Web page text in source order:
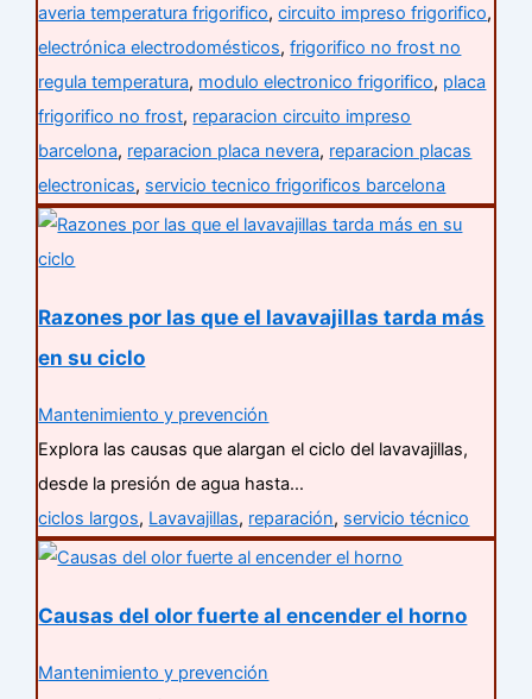
averia temperatura frigorifico,circuito impreso frigorifico,
electrónica electrodomésticos,frigorifico no frost no
regula temperatura, modulo electronico frigorifico, placa
frigorifico no frost, reparacion circuito impreso
barcelona, reparacion placa nevera, reparacion placas
electronicas, servicio tecnico frigorificos barcelona
Razones por las que el lavavajillas tarda más
en su ciclo
Mantenimiento y prevención
Explora las causas que alargan el ciclo del lavavajillas,
desde la presión de agua hasta…
ciclos largos, Lavavajillas, reparación, servicio técnico
Causas del olor fuerte al encender el horno
Mantenimiento y prevención